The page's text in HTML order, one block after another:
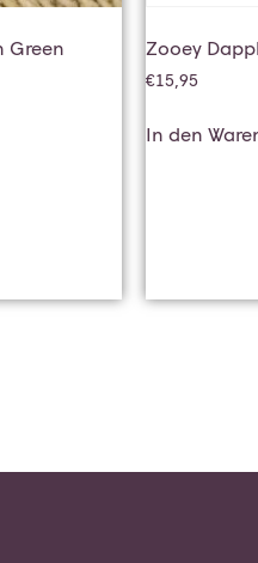
Green Zooey
€15,95
In den